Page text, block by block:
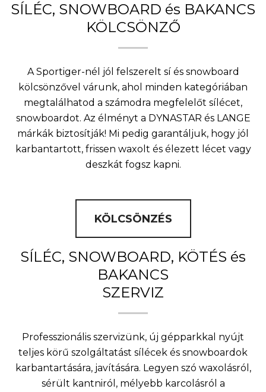
SÍLÉC, SNOWBOARD és BAKANCS
KÖLCSÖNZŐ
A Sportiger-nél jól felszerelt sí és snowboard
kölcsönzővel várunk, ahol minden kategóriában
megtalálhatod a számodra megfelelőt sílécet,
snowboardot. Az élményt a DYNASTAR és LANGE
márkák biztosítják! Mi pedig garantáljuk, hogy jól
karbantartott, frissen waxolt és élezett lécet vagy
deszkát fogsz kapni.
KÖLCSÖNZÉS
SÍLÉC, SNOWBOARD, KÖTÉS és
BAKANCS
SZERVIZ
Professzionális szervizünk, új gépparkkal nyújt
teljes körű szolgáltatást sílécek és snowboardok
karbantartására, javítására. Legyen szó waxolásról,
sérült kantniról, mélyebb karcolásról a